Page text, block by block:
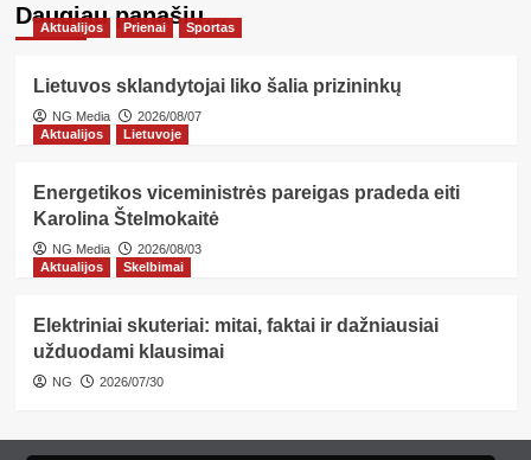
Daugiau panašių…
Aktualijos Prienai Sportas
Lietuvos sklandytojai liko šalia prizininkų
NG Media
2026/08/07
Aktualijos
Lietuvoje
Energetikos viceministrės pareigas pradeda eiti
Karolina Štelmokaitė
NG Media
2026/08/03
Aktualijos
Skelbimai
Elektriniai skuteriai: mitai, faktai ir dažniausiai
užduodami klausimai
NG 2026/07/30